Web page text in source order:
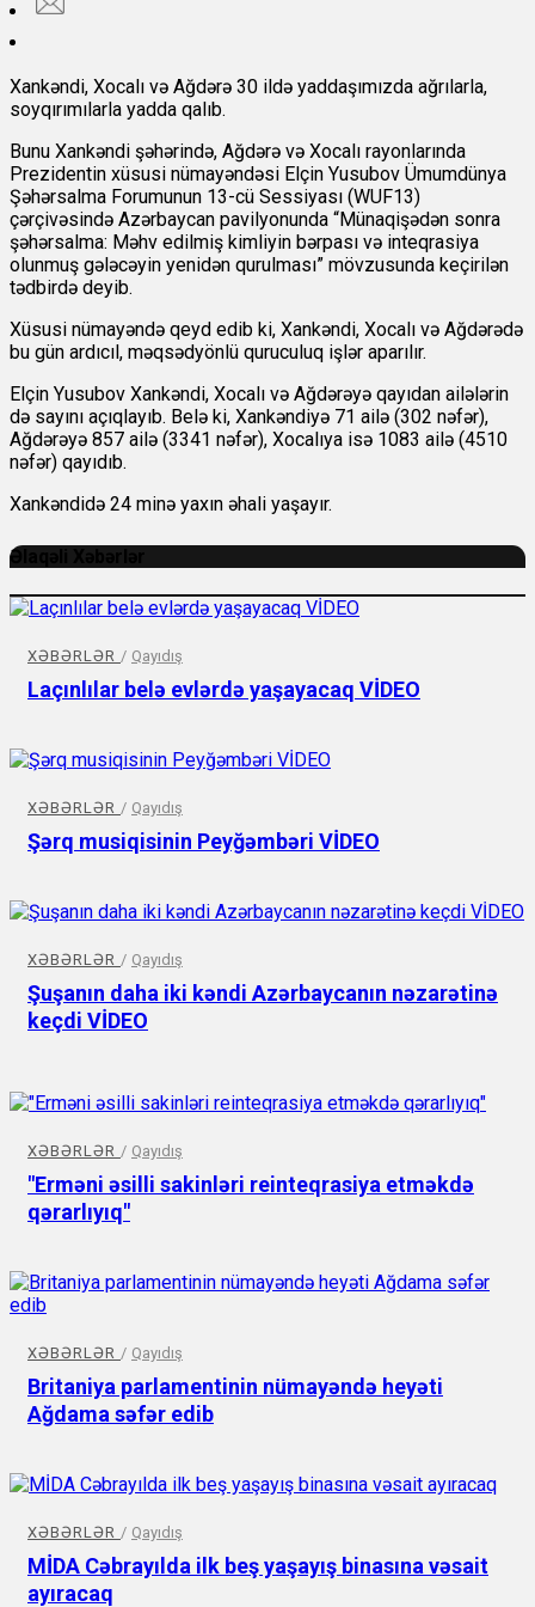
Xankəndi, Xocalı və Ağdərə 30 ildə yaddaşımızda ağrılarla,
soyqırımılarla yadda qalıb.
Bunu Xankəndi şəhərində, Ağdərə və Xocalı rayonlarında
Prezidentin xüsusi nümayəndəsi Elçin Yusubov Ümumdünya
Şəhərsalma Forumunun 13-cü Sessiyası (WUF13)
çərçivəsində Azərbaycan pavilyonunda “Münaqişədən sonra
şəhərsalma: Məhv edilmiş kimliyin bərpası və inteqrasiya
olunmuş gələcəyin yenidən qurulması” mövzusunda keçirilən
tədbirdə deyib.
Xüsusi nümayəndə qeyd edib ki, Xankəndi, Xocalı və Ağdərədə
bu gün ardıcıl, məqsədyönlü quruculuq işlər aparılır.
Elçin Yusubov Xankəndi, Xocalı və Ağdərəyə qayıdan ailələrin
də sayını açıqlayıb. Belə ki, Xankəndiyə 71 ailə (302 nəfər),
Ağdərəyə 857 ailə (3341 nəfər), Xocalıya isə 1083 ailə (4510
nəfər) qayıdıb.
Xankəndidə 24 minə yaxın əhali yaşayır.
Əlaqəli Xəbərlər
XƏBƏRLƏR / Qayıdış
Laçınlılar belə evlərdə yaşayacaq VİDEO
XƏBƏRLƏR / Qayıdış
Şərq musiqisinin Peyğəmbəri VİDEO
XƏBƏRLƏR / Qayıdış
Şuşanın daha iki kəndi Azərbaycanın nəzarətinə
keçdi VİDEO
XƏBƏRLƏR / Qayıdış
"Erməni əsilli sakinləri reinteqrasiya etməkdə
qərarlıyıq"
XƏBƏRLƏR / Qayıdış
Britaniya parlamentinin nümayəndə heyəti
Ağdama səfər edib
XƏBƏRLƏR / Qayıdış
MİDA Cəbrayılda ilk beş yaşayış binasına vəsait
ayıracaq